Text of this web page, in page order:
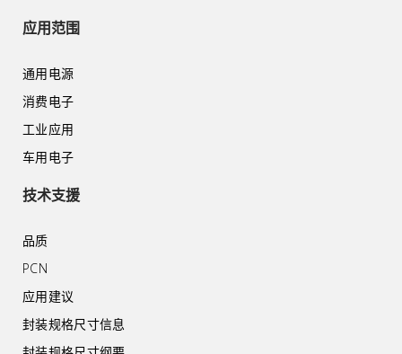
应用范围
通用电源
消费电子
工业应用
车用电子
技术支援
品质
PCN
应用建议
封装规格尺寸信息